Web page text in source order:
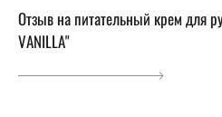
Отзыв на питательный крем для
VANILLA"